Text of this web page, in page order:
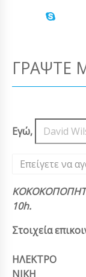
ΓΡΆΨΤΕ
Εγώ,
Επείγετε να
10h.
Στοιχεία
ΗΛΕΚΤΡΟ
ΝΙΚΗ